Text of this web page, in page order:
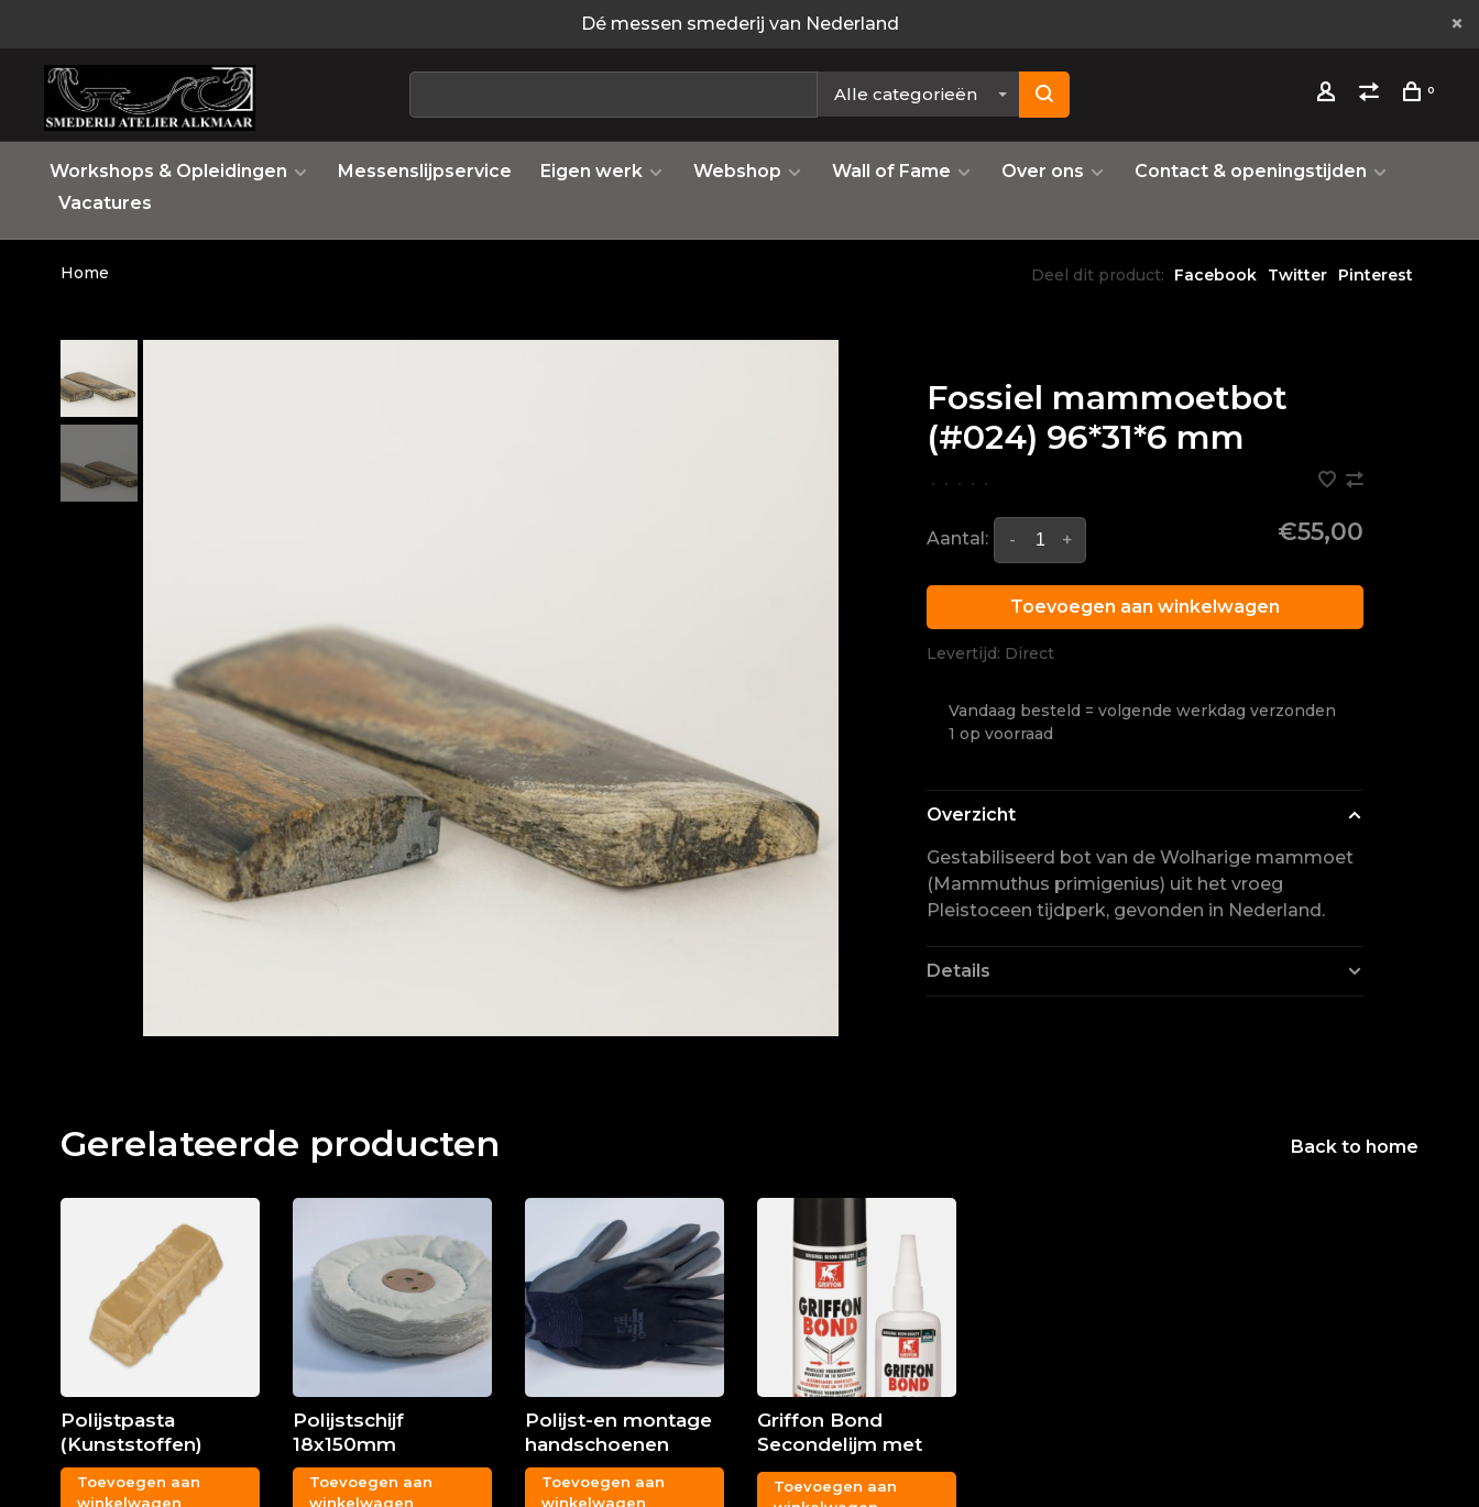
Dé messen smederij van Nederland
Alle categorieën 0
Workshops & Opleidingen Messenslijpservice Eigen werk Webshop Wall of Fame Over ons
Contact & openingstijden
Vacatures
Home Deel dit product: Facebook Twitter Pinterest
Fossiel mammoetbot
(#024) 96*31*6 mm
• • • • •
Aantal: +
- €55,00
Toevoegen aan winkelwagen
Levertijd: Direct
Vandaag besteld = volgende werkdag verzonden
1 op voorraad
Overzicht
Gestabiliseerd bot van de Wolharige mammoet
(Mammuthus primigenius) uit het vroeg
Pleistoceen tijdperk, gevonden in Nederland.
Details
Gerelateerde producten Back to home
Polijstpasta
(Kunststoffen)
Toevoegen aan
winkelwagen
Polijstschijf
18x150mm
Toevoegen aan
winkelwagen
Polijst-en montage
handschoenen
Toevoegen aan
winkelwagen
Griffon Bond
Secondelijm met
harder
Toevoegen aan